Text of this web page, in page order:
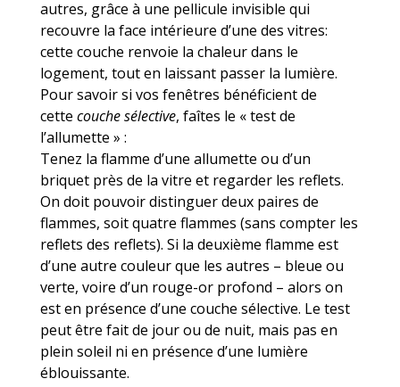
autres, grâce à une pellicule invisible qui
recouvre la face intérieure d’une des vitres:
cette couche renvoie la chaleur dans le
logement, tout en laissant passer la lumière.
Pour savoir si vos fenêtres bénéficient de
cette couche sélective, faîtes le « test de
l’allumette » :
Tenez la flamme d’une allumette ou d’un
briquet près de la vitre et regarder les reflets.
On doit pouvoir distinguer deux paires de
flammes, soit quatre flammes (sans compter les
reflets des reflets). Si la deuxième flamme est
d’une autre couleur que les autres – bleue ou
verte, voire d’un rouge-or profond – alors on
est en présence d’une couche sélective. Le test
peut être fait de jour ou de nuit, mais pas en
plein soleil ni en présence d’une lumière
éblouissante.